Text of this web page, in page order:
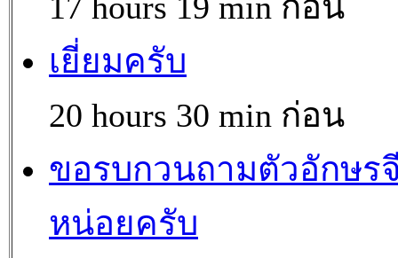
เยี่ยมครับ
20 hours 30 min ก่อน
ขอรบกวนถามตัวอักษร
หน่อยครับ